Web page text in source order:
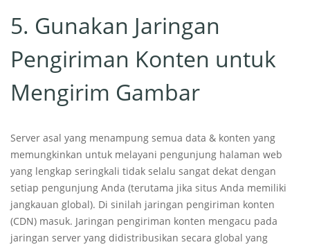
5. Gunakan Jaringan
Pengiriman Konten untuk
Mengirim Gambar
Server asal yang menampung semua data & konten yang
memungkinkan untuk melayani pengunjung halaman web
yang lengkap seringkali tidak selalu sangat dekat dengan
setiap pengunjung Anda (terutama jika situs Anda memiliki
jangkauan global). Di sinilah jaringan pengiriman konten
(CDN) masuk. Jaringan pengiriman konten mengacu pada
jaringan server yang didistribusikan secara global yang